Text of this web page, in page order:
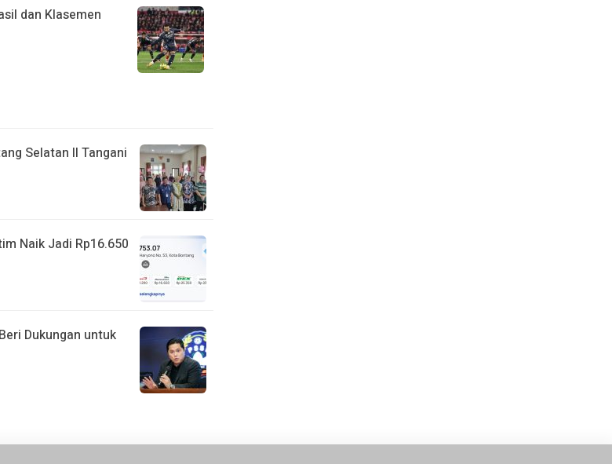
dan Klasemen
Selatan II Tangani
Naik Jadi Rp16.650
Dukungan untuk